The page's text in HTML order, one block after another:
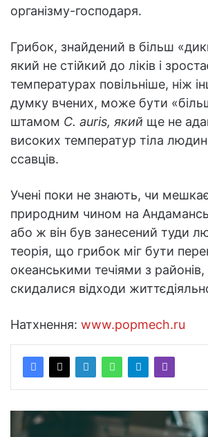
організму-господаря.
Грибок, знайдений в більш
який не стійкий до ліків і
температурах повільніше, ніж
думку вчених, може бути
штамом C. auris, який ще не
високих температур тіла
ссавців.
Учені поки не знають, чи
природним чином на
або ж він був занесений туди
теорія, що грибок міг бути
океанськими течіями з
скидалися відходи
Натхнення: www.popmech.ru